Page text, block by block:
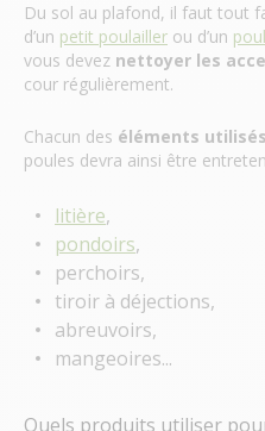
Du sol au plafond, il faut tout
d’un petit poulailler ou d’un
vous devez nettoyer les
cour régulièrement.
Chacun des éléments
poules devra ainsi être
litière,
pondoirs,
perchoirs,
tiroir à déjections,
abreuvoirs,
mangeoires...
Quels produits utiliser